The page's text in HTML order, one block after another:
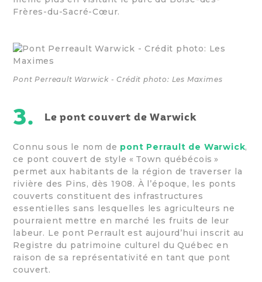
Frères-du-Sacré-Cœur.
Pont Perreault Warwick - Crédit photo: Les Maximes
3. Le pont couvert de Warwick
Connu sous le nom de pont Perrault de Warwick,
ce pont couvert de style « Town québécois »
permet aux habitants de la région de traverser la
rivière des Pins, dès 1908. À l’époque, les ponts
couverts constituent des infrastructures
essentielles sans lesquelles les agriculteurs ne
pourraient mettre en marché les fruits de leur
labeur. Le pont Perrault est aujourd’hui inscrit au
Registre du patrimoine culturel du Québec en
raison de sa représentativité en tant que pont
couvert.